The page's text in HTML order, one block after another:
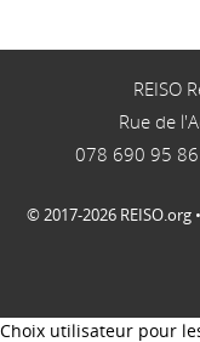
REISO
Rue de
078 690 95 86
© 2017-2026 REISO.org
Choix utilisateur pour